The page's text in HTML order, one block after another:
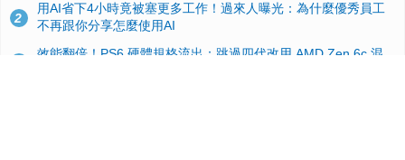
2
用AI省下4小時竟被塞更多工作！過來人曝光：為什麼優秀員工
不再跟你分享怎麼使用AI
效能翻倍！PS6 硬體規格流出：跳過四代改用 AMD Zen 6c 混